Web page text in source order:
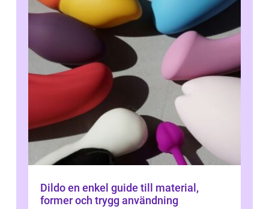
Dildo en enkel guide till material,
former och trygg användning